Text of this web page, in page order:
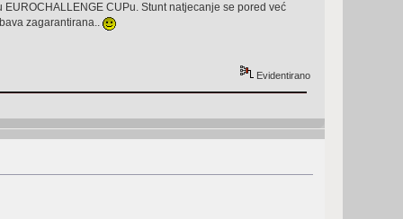
CUPu. Stunt natjecanje se pored već
zagarantirana..
Evidentirano